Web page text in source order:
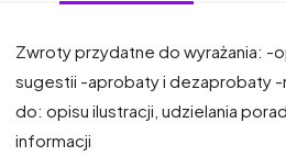
Zwroty przydatne do wyrażania: -
sugestii -aprobaty i dezaprobaty -
do: opisu ilustracji, udzielania
informacji